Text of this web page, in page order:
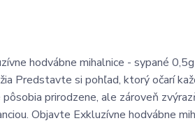
hodvábne mihalnice - sypané
Predstavte si pohľad, ktorý očarí
prirodzene, ale zároveň
Objavte Exkluzívne hodvábne